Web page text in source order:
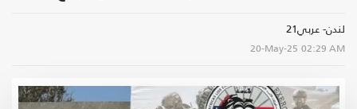
لندن- عربي21
20-May-25 02:29 AM